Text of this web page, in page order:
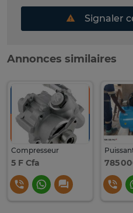
Signaler
Annonces similaires
Compresseur
5 F Cfa 785